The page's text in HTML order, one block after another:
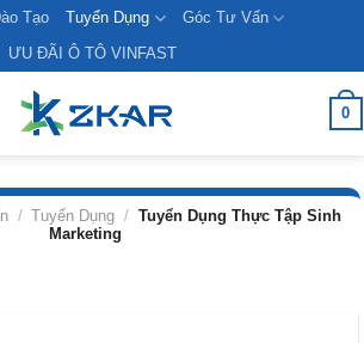
Tạo Tuyển Dụng
Góc Tư Vấn
ƯU ĐÃI Ô TÔ VINFAST
0
/ Tuyển Dụng / Tuyển Dụng Thực Tập Sinh
Marketing